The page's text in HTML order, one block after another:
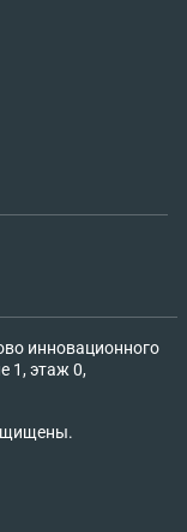
инновационного
1, этаж 0,